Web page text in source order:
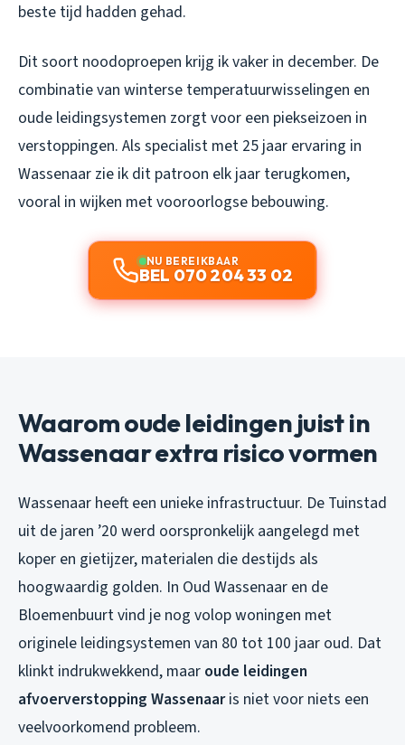
beste tijd hadden gehad.
Dit soort noodoproepen krijg ik vaker in december. De
combinatie van winterse temperatuurwisselingen en
oude leidingsystemen zorgt voor een piekseizoen in
verstoppingen. Als specialist met 25 jaar ervaring in
Wassenaar zie ik dit patroon elk jaar terugkomen,
vooral in wijken met vooroorlogse bebouwing.
NU BEREIKBAAR
BEL 070 204 33 02
Waarom oude leidingen juist in
Wassenaar extra risico vormen
Wassenaar heeft een unieke infrastructuur. De Tuinstad
uit de jaren ’20 werd oorspronkelijk aangelegd met
koper en gietijzer, materialen die destijds als
hoogwaardig golden. In Oud Wassenaar en de
Bloemenbuurt vind je nog volop woningen met
originele leidingsystemen van 80 tot 100 jaar oud. Dat
klinkt indrukwekkend, maar oude leidingen
afvoerverstopping Wassenaaris niet voor niets een
veelvoorkomend probleem.